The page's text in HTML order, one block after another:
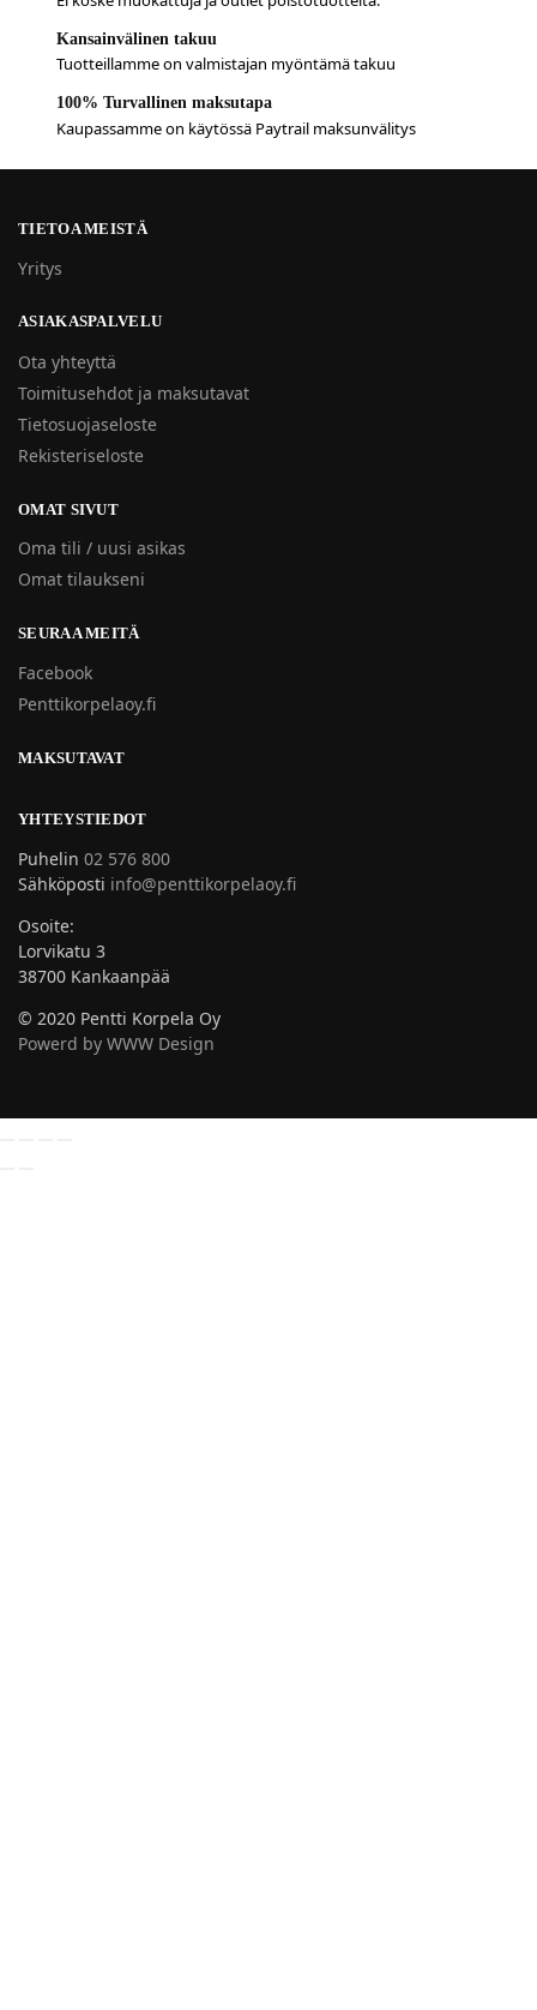
Kansainvälinen takuu
Tuotteillamme on valmistajan myöntämä takuu
100% Turvallinen maksutapa
Kaupassamme on käytössä Paytrail maksunvälitys
TIETOA MEISTÄ
Yritys
ASIAKASPALVELU
Ota yhteyttä
Toimitusehdot ja maksutavat
Tietosuojaseloste
Rekisteriseloste
OMAT SIVUT
Oma tili / uusi asikas
Omat tilaukseni
SEURAA MEITÄ
Facebook
Penttikorpelaoy.fi
MAKSUTAVAT
YHTEYSTIEDOT
Puhelin 02 576 800
Sähköposti info@penttikorpelaoy.fi
Osoite:
Lorvikatu 3
38700 Kankaanpää
© 2020 Pentti Korpela Oy
Powerd by WWW Design